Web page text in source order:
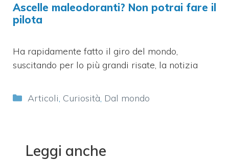
Ascelle maleodoranti? Non potrai fare il
pilota
Ha rapidamente fatto il giro del mondo,
suscitando per lo più grandi risate, la notizia
Categorie
Articoli, Curiosità, Dal mondo
Leggi anche